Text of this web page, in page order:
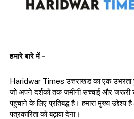
हमारे बारे में –
Haridwar Times उत्तराखंड का एक उभरता
जो अपने दर्शकों तक ज़मीनी सच्चाई और जरूरी
पहुंचाने के लिए प्रतिबद्ध है। हमारा मुख्य उद्देश्य है
पत्रकारिता को बढ़ावा देना।